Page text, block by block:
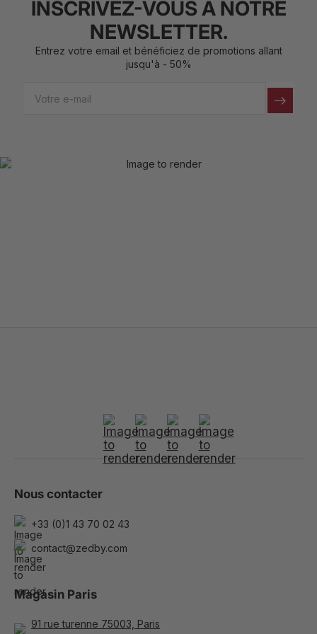
INSCRIVEZ-VOUS À NOTRE
NEWSLETTER.
Entrez votre email et bénéficiez de promotions allant
jusqu'à - 50%
Nous contacter
+33 (0)1 43 70 02 43
contact@zedby.com
Magasin Paris
91 rue turenne 75003, Paris